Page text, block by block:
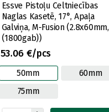
Essve Pistoļu Celtniecības
Naglas Kasetē, 17°, Apaļa
Galviņa, M-Fusion (2.8x60mm,
(1800gab))
53.06 €/pcs
50mm
60mm
75mm